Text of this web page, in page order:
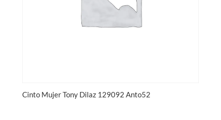
Cinto Mujer Tony Dilaz 129092 Anto52